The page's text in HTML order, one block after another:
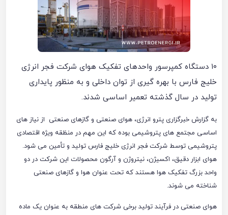
۱۰ دستگاه کمپرسور واحدهای تفکیک هوای شرکت فجر انرژی
خلیج فارس با بهره گیری از توان داخلی و به منظور پایداری
تولید در سال گذشته تعمیر اساسی شدند.
به گزارش خبرگزاری پترو انرژی، هوای صنعتی و گازهای صنعتی از نیاز های
اساسی مجتمع های پتروشیمی بوده که این مهم در منظقه ویژه اقتصادی
پتروشیمی توسط شرکت فجر انرژی خلیج فارس تولید و تأمین می شود.
هوای ابزار دقیق، اکسیژن، نیتروژن و آرگون محصولات این شرکت در دو
واحد بزرگ تفکیک هوا هستند که تحت عنوان هوا و گازهای صنعتی
شناخته می شوند.
هوای صنعتی در فرآیند تولید برخی شرکت های منطقه به عنوان یک ماده